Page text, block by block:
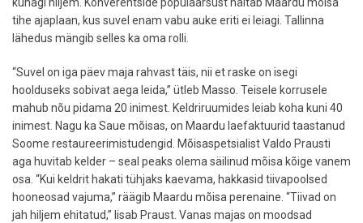
tihe ajaplaan, kus suvel enam vabu auke eriti ei leiagi. Tallinna
lähedus mängib selles ka oma rolli.
“Suvel on iga päev maja rahvast täis, nii et raske on isegi
hoolduseks sobivat aega leida,” ütleb Masso. Teisele korrusele
mahub nõu pidama 20 inimest. Keldriruumides leiab koha kuni 40
inimest. Nagu ka Saue mõisas, on Maardu laefaktuurid taastanud
Soome restaureerimistudengid. Mõisaspetsialist Valdo Prausti
aga huvitab kelder – seal peaks olema säilinud mõisa kõige vanem
osa. “Kui keldrit hakati tühjaks kaevama, hakkasid tiivapoolsed
hooneosad vajuma,” räägib Maardu mõisa perenaine. “Tiivad on
jah hiljem ehitatud,” lisab Praust. Vanas majas on moodsad